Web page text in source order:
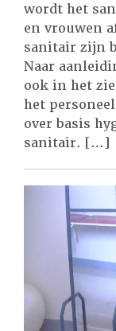
wordt het
en vrouwen
sanitair zijn
Naar
ook in het
het
over basis
sanitair. […]